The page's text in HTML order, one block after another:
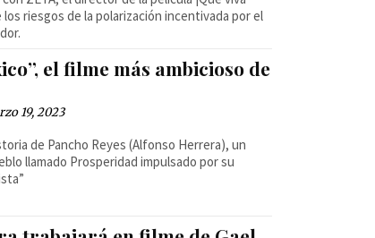
riesgos de la polarización incentivada por el
el filme más ambicioso de
19, 2023
de Pancho Reyes (Alfonso Herrera), un
llamado Prosperidad impulsado por su